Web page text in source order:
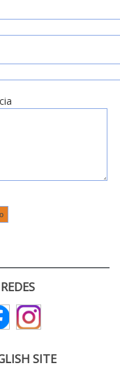
SITE